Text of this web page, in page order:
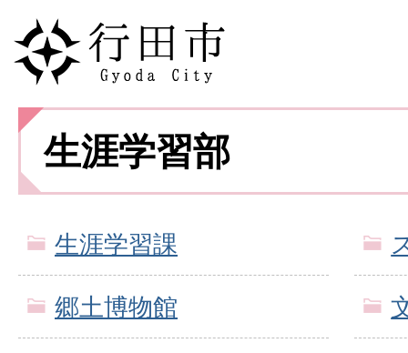
生涯学習部
生涯学習課
郷土博物館